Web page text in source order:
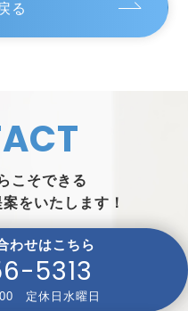
る
こそできる
をいたします！
わせはこちら
5313
定休日水曜日